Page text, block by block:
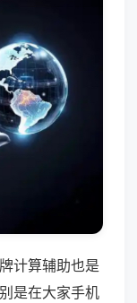
计算辅助也是
是在大家手机